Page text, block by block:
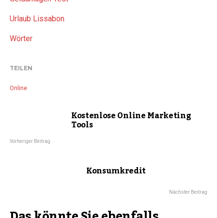
Urlaub Lissabon
Wörter
TEILEN
Online
Kostenlose Online Marketing
Tools
Vorheriger Beitrag
Konsumkredit
Nächster Beitrag